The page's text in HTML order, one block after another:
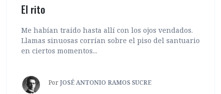
El rito
Me habían traído hasta allí con los ojos vendados.
Llamas sinuosas corrían sobre el piso del santuario
en ciertos momentos...
Por JOSÉ ANTONIO RAMOS SUCRE